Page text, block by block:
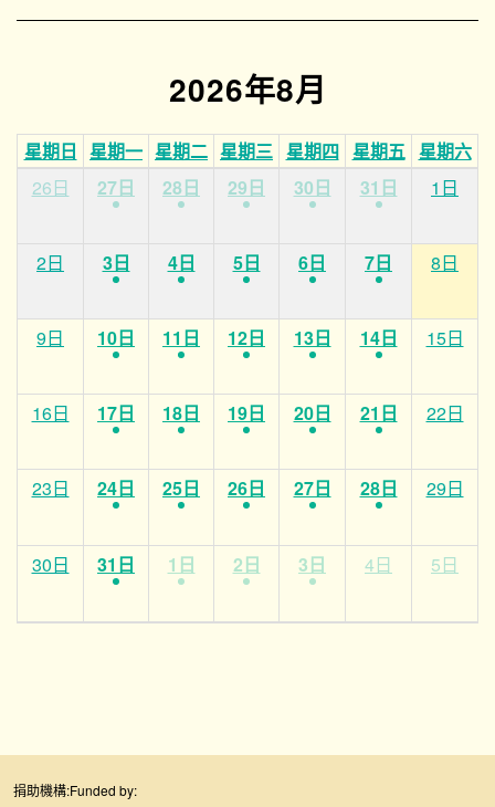
2026年8月
星期日 星期一 星期二 星期三 星期四 星期五 星期六
26日
27日 28日 29日 30日 31日 1日
2日 3日 4日 5日 6日 7日 8日
9日 10日 11日 12日 13日 14日 15日
16日 17日 18日 19日 20日 21日 22日
23日 24日 25日 26日 27日 28日 29日
30日 31日 1日 2日 3日 4日 5日
捐助機構:Funded by: